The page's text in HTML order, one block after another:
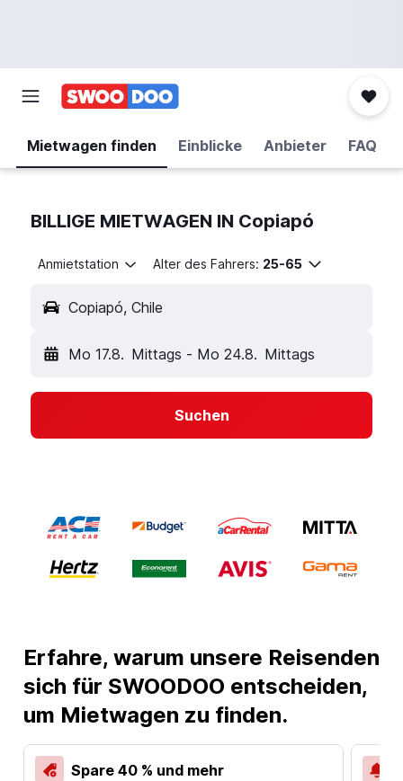
Mietwagen finden Einblicke Anbieter FAQ
BILLIGE MIETWAGEN IN Copiapó
Anmietstation Alter des Fahrers: 25-65
Copiapó, Chile
Mo 17.8. Mittags - Mo 24.8. Mittags
Suchen
Erfahre, warum unsere Reisenden
sich für SWOODOO entscheiden,
um Mietwagen zu finden.
Spare 40 % und mehr